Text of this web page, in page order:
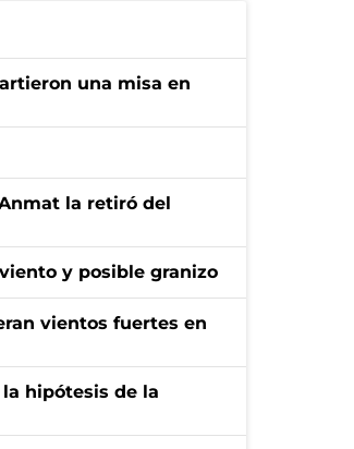
una misa en
la retiró del
y posible granizo
vientos fuertes en
hipótesis de la